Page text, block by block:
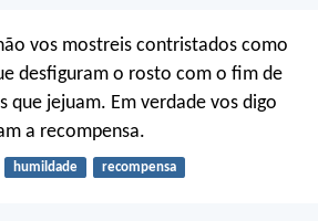
vos mostreis contristados como
desfiguram o rosto com o fim de
que jejuam. Em verdade vos digo
a recompensa.
humildade recompensa